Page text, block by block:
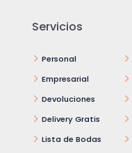
Servicios
Personal
Empresarial
Devoluciones
Delivery Gratis
Lista de Bodas